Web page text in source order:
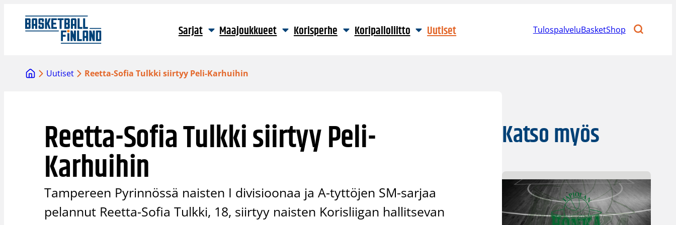
sisältöön
Sarjat Maajoukkueet Korisperhe Koripalloliitto Uutiset TulospalveluBasketShop
Uutiset Reetta-Sofia Tulkki siirtyy Peli-Karhuihin
Reetta-Sofia Tulkki siirtyy Peli-
Karhuihin
Tampereen Pyrinnössä naisten I divisioonaa ja A-tyttöjen SM-sarjaa
pelannut Reetta-Sofia Tulkki, 18, siirtyy naisten Korisliigan hallitsevan
Katso myös